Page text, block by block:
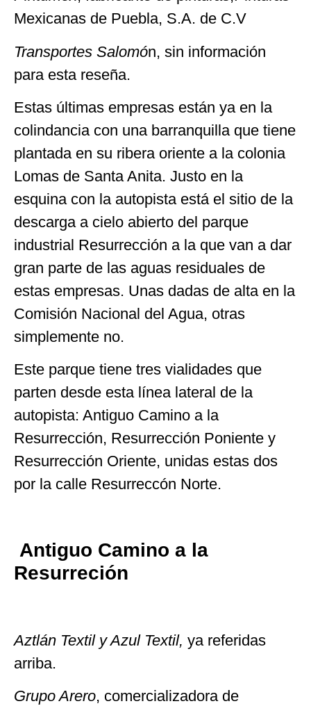
Mexicanas de Puebla, S.A. de C.V
Transportes Salomón, sin información
para esta reseña.
Estas últimas empresas están ya en la
colindancia con una barranquilla que tiene
plantada en su ribera oriente a la colonia
Lomas de Santa Anita. Justo en la
esquina con la autopista está el sitio de la
descarga a cielo abierto del parque
industrial Resurrección a la que van a dar
gran parte de las aguas residuales de
estas empresas. Unas dadas de alta en la
Comisión Nacional del Agua, otras
simplemente no.
Este parque tiene tres vialidades que
parten desde esta línea lateral de la
autopista: Antiguo Camino a la
Resurrección, Resurrección Poniente y
Resurrección Oriente, unidas estas dos
por la calle Resurreccón Norte.
Antiguo Camino a la
Resurreción
Aztlán Textil y Azul Textil, ya referidas
arriba.
Grupo Arero, comercializadora de